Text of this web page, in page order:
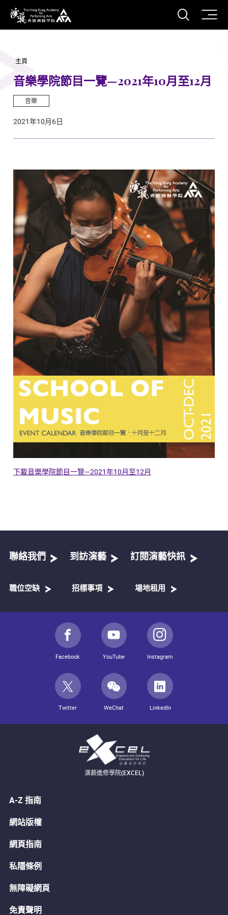
香港演藝學院
打開
主頁
音樂學院節目一覽—2021年10月至12月
音樂
2021年10月6日
下載音樂學院節目一覽—2021年10月至12月
聯絡我們 到訪演藝 訂閱演藝快訊
職位空缺 招標事項 場地租用
Facebook YouTube Instagram
Twitter WeChat LinkedIn
演藝進修學院(EXCEL)
A-Z 指南
網站版權
網頁指南
私隱條例
無障礙網頁
免責聲明